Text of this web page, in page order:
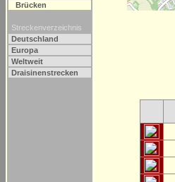
Brücken
Streckenverzeichnis
Deutschland
Europa
Weltweit
Draisinenstrecken